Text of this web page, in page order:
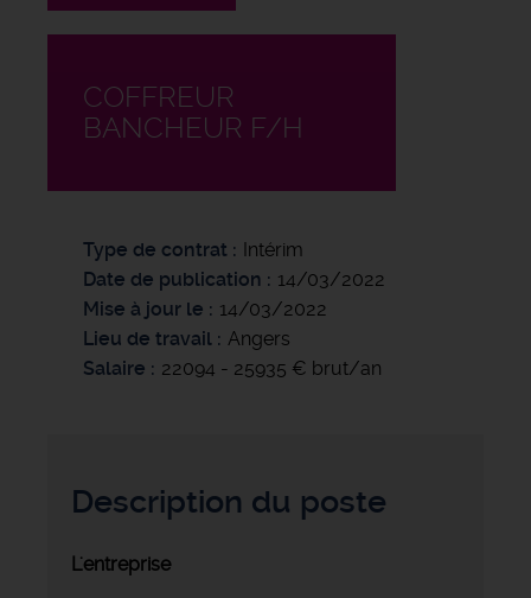
COFFREUR
BANCHEUR F/H
Type de contrat
Intérim
Date de publication
14/03/2022
Mise à jour le
14/03/2022
Lieu de travail
Angers
Salaire
22094 - 25935 € brut/an
Description du poste
L'entreprise